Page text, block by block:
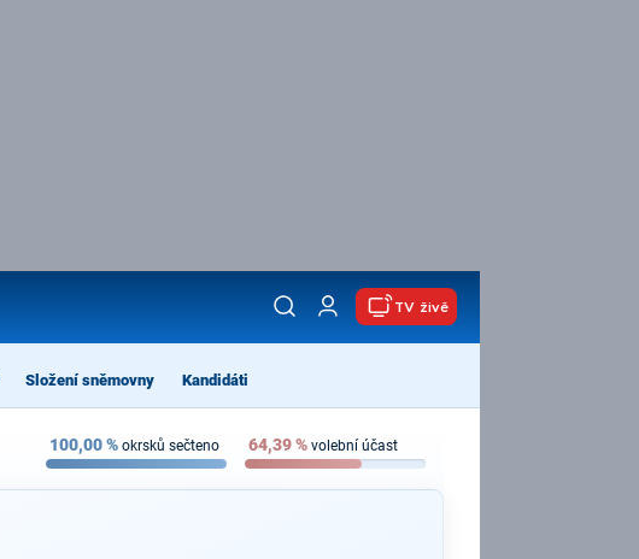
TV živě
Složení sněmovny Kandidáti
100,00% okrsků sečteno 64,39% volební účast